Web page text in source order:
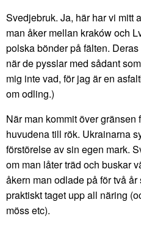
Svedjebruk. Ja, här har vi mitt
man åker mellan kraków och
polska bönder på fälten.
när de pysslar med sådant
mig inte vad, för jag är en
om odling.)
När man kommit över
huvudena till rök. Ukrainarna
förstörelse av sin egen mark.
om man låter träd och buskar
åkern man odlade på för två
praktiskt taget upp all näring
möss etc).